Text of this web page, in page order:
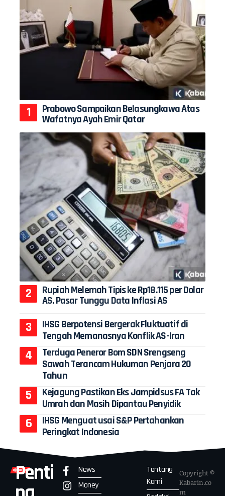
Prabowo Sampaikan Belasungkawa Atas
Wafatnya Ayah Emir Qatar
Rupiah Melemah Tipis ke Rp18.115 per Dolar
AS, Pasar Tunggu Data Inflasi AS
IHSG Berpotensi Bergerak Fluktuatif di
Tengah Memanasnya Konflik AS-Iran
Terduga Peneror Bom SDN Srengseng
Sawah Terancam Hukuman Penjara 20
Tahun
Kejagung Pastikan Eks Jampidsus FA Tak
Umrah dan Masih Dipantau Penyidik
IHSG Menguat usai S&P Pertahankan
Peringkat Indonesia
Penti
News
Money
Tentang
Kami
Copyright ©
Kabarin.co
m